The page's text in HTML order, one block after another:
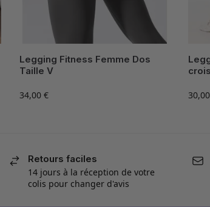
Legging Fitness Femme Dos
Taille V
34,00 €
Retours faciles
14 jours à la réception de votre
colis pour changer d'avis